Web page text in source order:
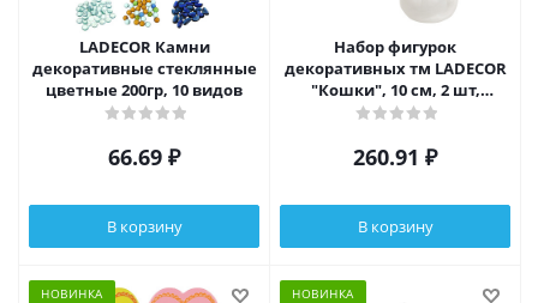
LADECOR Камни
декоративные стеклянные
цветные 200гр, 10 видов
66.69 ₽
В корзину
Набор фигурок
декоративных тм LADECOR
"Кошки", 10 см, 2 шт,
керамика
260.91 ₽
В корзину
НОВИНКА НОВИНКА